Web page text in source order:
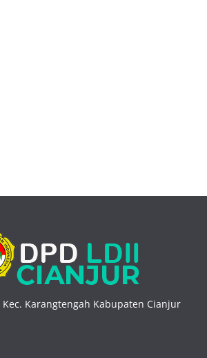
Kec. Karangtengah Kabupaten Cianjur